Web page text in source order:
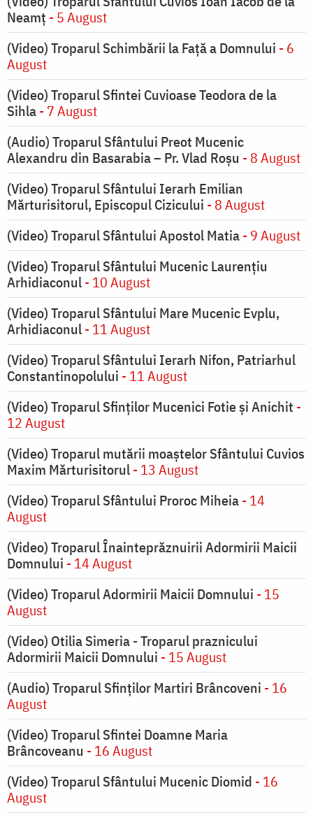
Neamț - 5 August
(Video) Troparul Schimbării la Față a Domnului - 6
August
(Video) Troparul Sfintei Cuvioase Teodora de la
Sihla- 7 August
(Audio) Troparul Sfântului Preot Mucenic
Alexandru din Basarabia – Pr. Vlad Roșu - 8 August
(Video) Troparul Sfântului Ierarh Emilian
Mărturisitorul, Episcopul Cizicului - 8 August
(Video) Troparul Sfântului Apostol Matia- 9 August
(Video) Troparul Sfântului Mucenic Laurențiu
Arhidiaconul- 10 August
(Video) Troparul Sfântului Mare Mucenic Evplu,
Arhidiaconul- 11 August
(Video) Troparul Sfântului Ierarh Nifon, Patriarhul
Constantinopolului - 11 August
(Video) Troparul Sfinților Mucenici Fotie și Anichit -
12 August
(Video) Troparul mutării moaștelor Sfântului Cuvios
Maxim Mărturisitorul- 13 August
(Video) Troparul Sfântului Proroc Miheia- 14
August
(Video) Troparul Înainteprăznuirii Adormirii Maicii
Domnului - 14 August
(Video) Troparul Adormirii Maicii Domnului - 15
August
(Video) Otilia Simeria - Troparul praznicului
Adormirii Maicii Domnului - 15 August
(Audio) Troparul Sfinților Martiri Brâncoveni - 16
August
(Video) Troparul Sfintei Doamne Maria
Brâncoveanu - 16 August
(Video) Troparul Sfântului Mucenic Diomid - 16
August